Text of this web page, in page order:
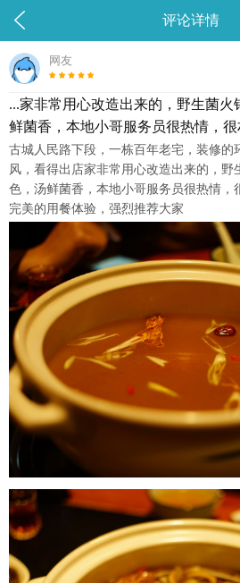
 评论详情
网友
...家非常用心改造出来的，野生菌
鲜菌香，本地小哥服务员很热情，
古城人民路下段，一栋百年老宅，装修的
风，看得出店家非常用心改造出来的，野
色，汤鲜菌香，本地小哥服务员很热情，
完美的用餐体验，强烈推荐大家